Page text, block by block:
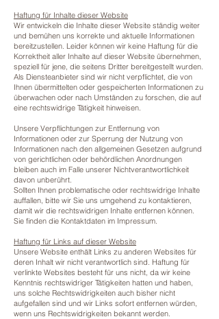
Haftung für Inhalte dieser Website
Wir entwickeln die Inhalte dieser Website ständig weiter
und bemühen uns korrekte und aktuelle Informationen
bereitzustellen. Leider können wir keine Haftung für die
Korrektheit aller Inhalte auf dieser Website übernehmen,
speziell für jene, die seitens Dritter bereitgestellt wurden.
Als Diensteanbieter sind wir nicht verpflichtet, die von
Ihnen übermittelten oder gespeicherten Informationen zu
überwachen oder nach Umständen zu forschen, die auf
eine rechtswidrige Tätigkeit hinweisen.
Unsere Verpflichtungen zur Entfernung von
Informationen oder zur Sperrung der Nutzung von
Informationen nach den allgemeinen Gesetzen aufgrund
von gerichtlichen oder behördlichen Anordnungen
bleiben auch im Falle unserer Nichtverantwortlichkeit
davon unberührt.
Sollten Ihnen problematische oder rechtswidrige Inhalte
auffallen, bitte wir Sie uns umgehend zu kontaktieren,
damit wir die rechtswidrigen Inhalte entfernen können.
Sie finden die Kontaktdaten im Impressum.
Haftung für Links auf dieser Website
Unsere Website enthält Links zu anderen Websites für
deren Inhalt wir nicht verantwortlich sind. Haftung für
verlinkte Websites besteht für uns nicht, da wir keine
Kenntnis rechtswidriger Tätigkeiten hatten und haben,
uns solche Rechtswidrigkeiten auch bisher nicht
aufgefallen sind und wir Links sofort entfernen würden,
wenn uns Rechtswidrigkeiten bekannt werden.